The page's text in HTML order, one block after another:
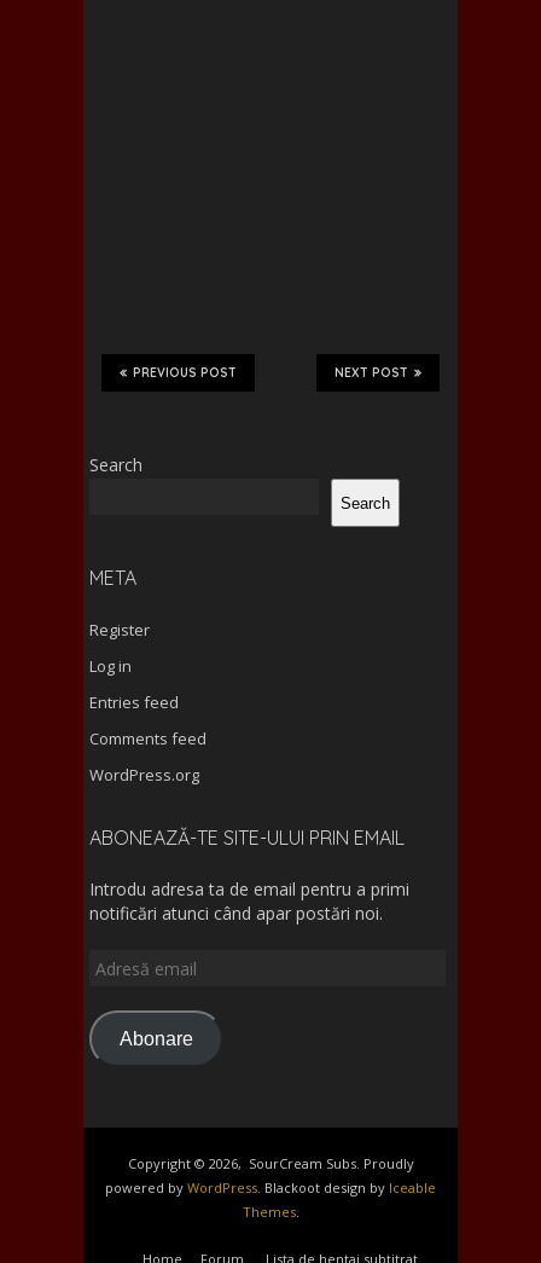
NEXT POST
PREVIOUS POST
Search
Search
META
Register
Log in
Entries feed
Comments feed
WordPress.org
ABONEAZĂ-TE SITE-ULUI PRIN EMAIL
Introdu adresa ta de email pentru a primi
notificări atunci când apar postări noi.
Adresă
Abonare
Copyright © 2026, ‎ SourCream Subs. Proudly
powered by WordPress. Blackoot design by Iceable
Themes.
Home Forum Lista de hentai subtitrat